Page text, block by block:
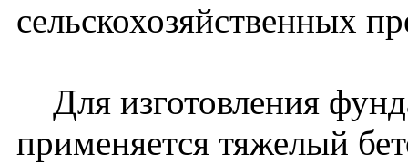
сельскохозяйственных
Для изготовления
применяется тяжелый